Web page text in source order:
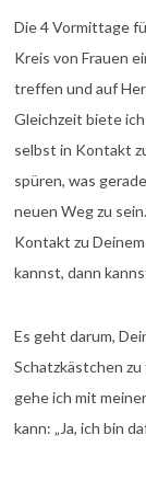
Die 4 Vormittage
Kreis von Frauen
treffen und auf
Gleichzeit biete
selbst in Kontakt
spüren, was
neuen Weg zu
Kontakt zu
kannst, dann
Es geht darum,
Schatzkästchen
gehe ich mit
kann: „Ja, ich bin